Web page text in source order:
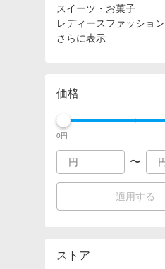
スイーツ・お菓子
レディースファッション
さらに表示
価格
0円
〜
適用する
ストア